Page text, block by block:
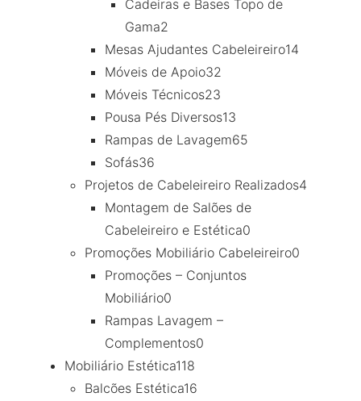
Cadeiras e Bases Topo de
Gama2
Mesas Ajudantes Cabeleireiro14
Móveis de Apoio32
Móveis Técnicos23
Pousa Pés Diversos13
Rampas de Lavagem65
Sofás36
Projetos de Cabeleireiro Realizados4
Montagem de Salões de
Cabeleireiro e Estética0
Promoções Mobiliário Cabeleireiro0
Promoções – Conjuntos
Mobiliário0
Rampas Lavagem –
Complementos0
Mobiliário Estética118
Balcões Estética16